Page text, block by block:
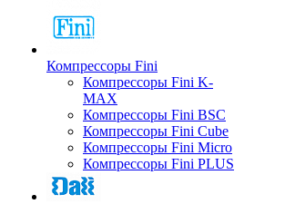
Компрессоры Fini
Компрессоры Fini K-
MAX
Компрессоры Fini BSC
Компрессоры Fini Cube
Компрессоры Fini Micro
Компрессоры Fini PLUS